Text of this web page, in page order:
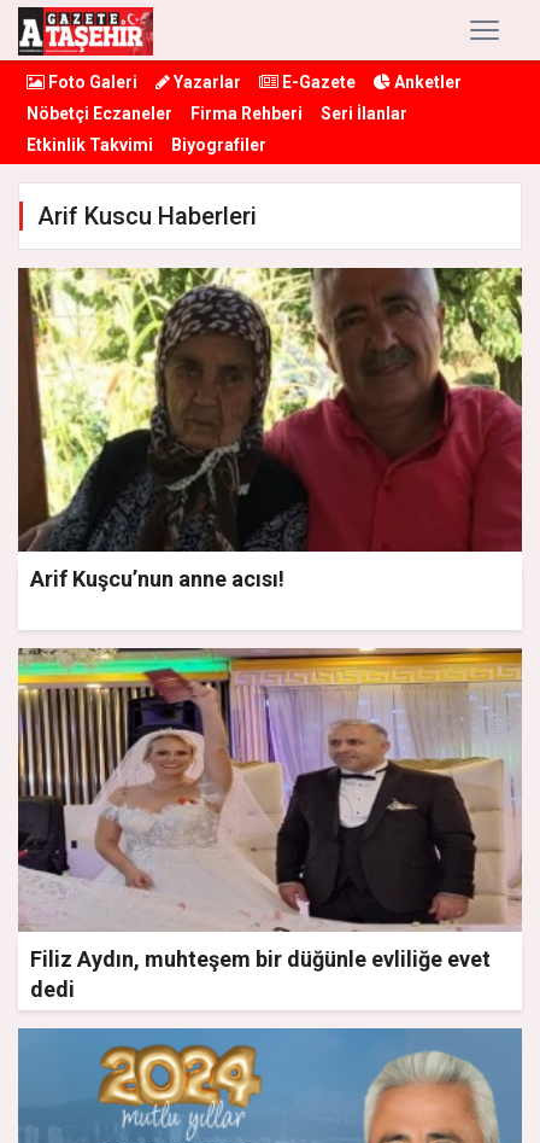
Foto Galeri Yazarlar E-Gazete
Anketler
Nöbetçi Eczaneler
Firma Rehberi
Seri İlanlar
Etkinlik Takvimi
Biyografiler
Arif Kuscu Haberleri
Arif Kuşcu’nun anne acısı!
Filiz Aydın, muhteşem bir düğünle evliliğe evet
dedi